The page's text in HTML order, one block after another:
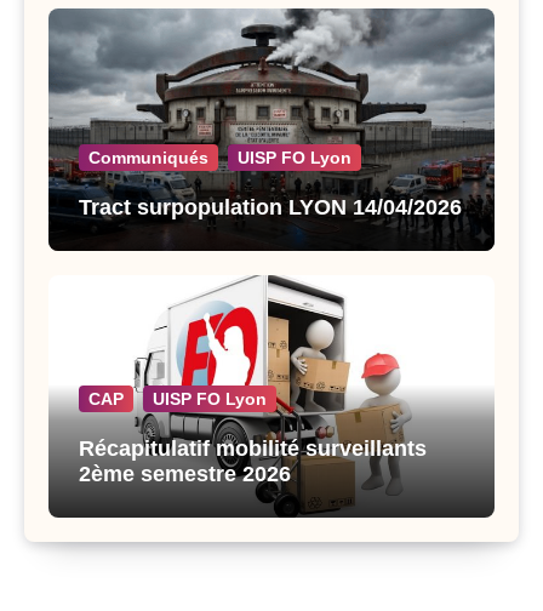
Communiqués UISP FO Lyon
Tract surpopulation LYON 14/04/2026
CAP UISP FO Lyon
Récapitulatif mobilité surveillants
2ème semestre 2026